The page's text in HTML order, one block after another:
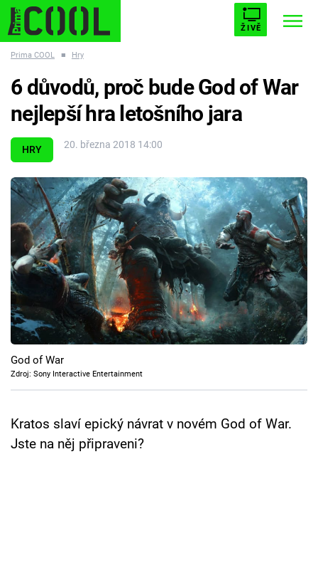
ŽIVĚ
ESCAPE PLNEJ KOTEL AVENGERS 5
Témata
Filmy
Seriály
Hry
Cool Esport
Pořady
Sledujte prima+
Prima COOL ■ Hry
HRY 20. března 2018 14:00
6 důvodů, proč bude God of War
nejlepší hra letošního jara
God of War
Zdroj: Sony Interactive Entertainment
Kratos slaví epický návrat v novém God of War.
Jste na něj připraveni?